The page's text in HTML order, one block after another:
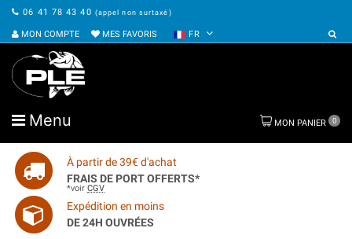
06 41 78 43 40 (appel non surtaxé)
MON COMPTE MES FAVORIS FR
Menu MON PANIER 0
À partir de 39€ d'achat
FRAIS DE PORT OFFERTS*
*voir CGV
Expédition en moins
DE 24H OUVRÉES